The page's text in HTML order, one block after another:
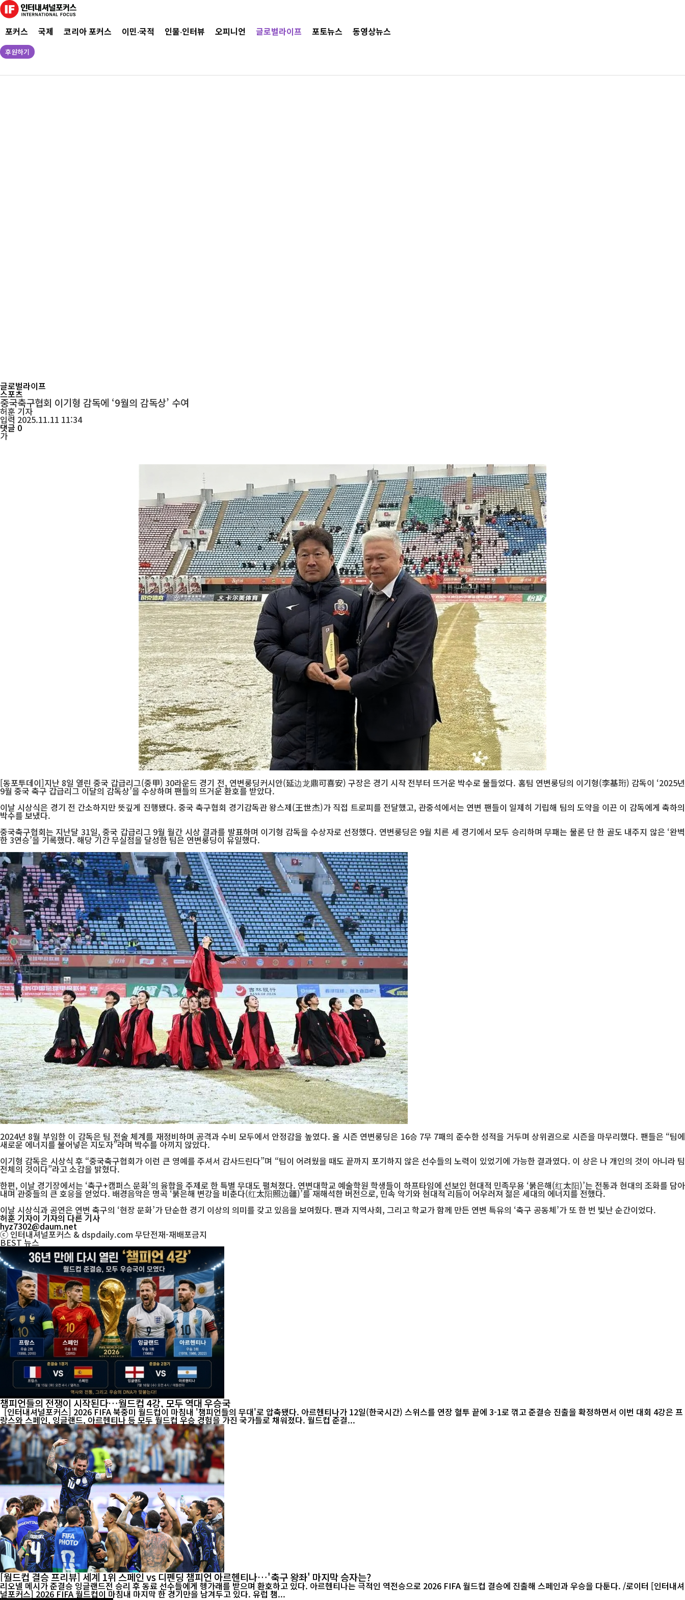
포커스 국제 코리아 포커스 이민·국적 인물·인터뷰 오피니언 글로벌라이프 포토뉴스 동영상뉴스
후원하기
글로벌라이프
스포츠
중국축구협회 이기형 감독에 ‘9월의 감독상’ 수여
허훈기자
입력 2025.11.11 11:34
댓글 0
가
[동포투데이]지난 8일 열린 중국 갑급리그(중甲) 30라운드 경기 전, 연변룽딩커시안(延边龙鼎可喜安) 구장은 경기 시작 전부터 뜨거운 박수로 물들었다. 홈팀 연변룽딩의 이기형(李基珩) 감독이 ‘2025년
9월 중국 축구 갑급리그 이달의 감독상’을 수상하며 팬들의 뜨거운 환호를 받았다.
이날 시상식은 경기 전 간소하지만 뜻깊게 진행됐다. 중국 축구협회 경기감독관 왕스제(王世杰)가 직접 트로피를 전달했고, 관중석에서는 연변 팬들이 일제히 기립해 팀의 도약을 이끈 이 감독에게 축하의
박수를 보냈다.
중국축구협회는 지난달 31일, 중국 갑급리그 9월 월간 시상 결과를 발표하며 이기형 감독을 수상자로 선정했다. 연변룽딩은 9월 치른 세 경기에서 모두 승리하며 무패는 물론 단 한 골도 내주지 않은 ‘완벽
한 3연승’을 기록했다. 해당 기간 무실점을 달성한 팀은 연변룽딩이 유일했다.
2024년 8월 부임한 이 감독은 팀 전술 체계를 재정비하며 공격과 수비 모두에서 안정감을 높였다. 올 시즌 연변룽딩은 16승 7무 7패의 준수한 성적을 거두며 상위권으로 시즌을 마무리했다. 팬들은 “팀에
새로운 에너지를 불어넣은 지도자”라며 박수를 아끼지 않았다.
이기형 감독은 시상식 후 “중국축구협회가 이런 큰 영예를 주셔서 감사드린다”며 “팀이 어려웠을 때도 끝까지 포기하지 않은 선수들의 노력이 있었기에 가능한 결과였다. 이 상은 나 개인의 것이 아니라 팀
전체의 것이다”라고 소감을 밝혔다.
한편, 이날 경기장에서는 ‘축구+캠퍼스 문화’의 융합을 주제로 한 특별 무대도 펼쳐졌다. 연변대학교 예술학원 학생들이 하프타임에 선보인 현대적 민족무용 ‘붉은해(红太阳)’는 전통과 현대의 조화를 담아
내며 관중들의 큰 호응을 얻었다. 배경음악은 명곡 ‘붉은해 변강을 비춘다(红太阳照边疆)’를 재해석한 버전으로, 민속 악기와 현대적 리듬이 어우러져 젊은 세대의 에너지를 전했다.
이날 시상식과 공연은 연변 축구의 ‘현장 문화’가 단순한 경기 이상의 의미를 갖고 있음을 보여줬다. 팬과 지역사회, 그리고 학교가 함께 만든 연변 특유의 ‘축구 공동체’가 또 한 번 빛난 순간이었다.
허훈 기자이 기자의 다른 기사
hyz7302@daum.net
ⓒ 인터내셔널포커스 & dspdaily.com 무단전재-재배포금지
BEST뉴스
챔피언들의 전쟁이 시작된다…월드컵 4강, 모두 역대 우승국
[인터내셔널포커스] 2026 FIFA 북중미 월드컵이 마침내 '챔피언들의 무대'로 압축됐다. 아르헨티나가 12일(한국시간) 스위스를 연장 혈투 끝에 3-1로 꺾고 준결승 진출을 확정하면서 이번 대회 4강은 프
랑스와 스페인, 잉글랜드, 아르헨티나 등 모두 월드컵 우승 경험을 가진 국가들로 채워졌다. 월드컵 준결...
[월드컵 결승 프리뷰] 세계 1위 스페인 vs 디펜딩 챔피언 아르헨티나…'축구 왕좌' 마지막 승자는?
리오넬 메시가 준결승 잉글랜드전 승리 후 동료 선수들에게 헹가래를 받으며 환호하고 있다. 아르헨티나는 극적인 역전승으로 2026 FIFA 월드컵 결승에 진출해 스페인과 우승을 다툰다. /로이터 [인터내셔
널포커스] 2026 FIFA 월드컵이 마침내 마지막 한 경기만을 남겨두고 있다. 유럽 챔...